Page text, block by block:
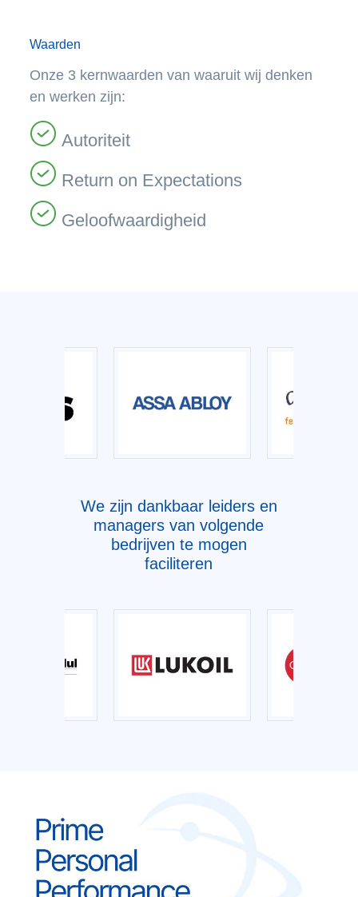
Waarden
Onze 3 kernwaarden van waaruit wij denken
en werken zijn:
Autoriteit
Return on Expectations
Geloofwaardigheid
We zijn dankbaar leiders en
managers van volgende
bedrijven te mogen
faciliteren